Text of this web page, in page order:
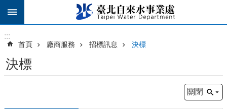
跳到主要內容區塊
:::
首頁 廠商服務 招標訊息 決標
決標
關閉